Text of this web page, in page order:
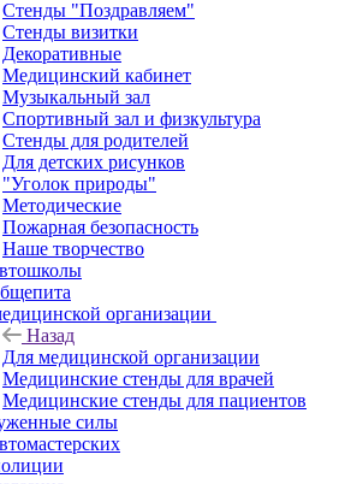
Стенды "Поздравляем"
Стенды визитки
Декоративные
Медицинский кабинет
Музыкальный зал
Спортивный зал и физкультура
Стенды для родителей
Для детских рисунков
"Уголок природы"
Методические
Пожарная безопасность
Наше творчество
организации
Назад
Для медицинской организации
Медицинские стенды для врачей
Медицинские стенды для пациентов
силы